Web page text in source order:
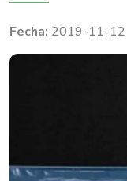
2019-11-12